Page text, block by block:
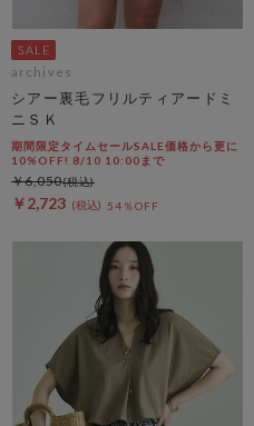
archives
シアー裏毛フリルティアードミ
ニＳＫ
期間限定タイムセールSALE価格から更に
10%OFF! 8/10 10:00まで
￥2,723 54％OFF
￥6,050